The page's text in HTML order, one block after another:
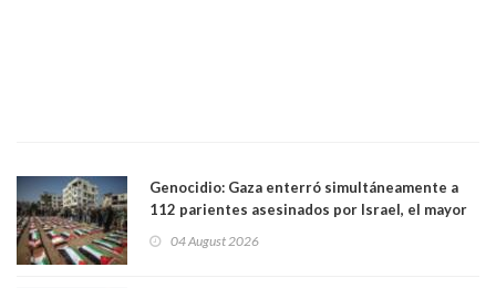
Genocidio: Gaza enterró simultáneamente a
112 parientes asesinados por Israel, el mayor
muertos figuran 44 niños y nueve ancianos
04 August 2026